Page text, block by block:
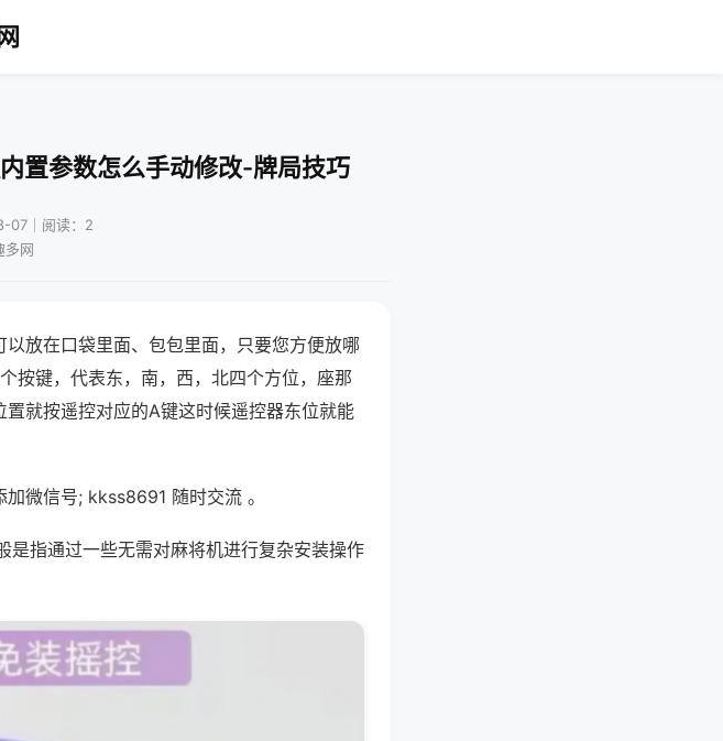
置参数怎么手动修改-牌局技巧
07｜阅读：2
多网
放在口袋里面、包包里面，只要您方便放哪
按键，代表东，南，西，北四个方位，座那
就按遥控对应的A键这时候遥控器东位就能
微信号; kkss8691 随时交流 。
是指通过一些无需对麻将机进行复杂安装操作